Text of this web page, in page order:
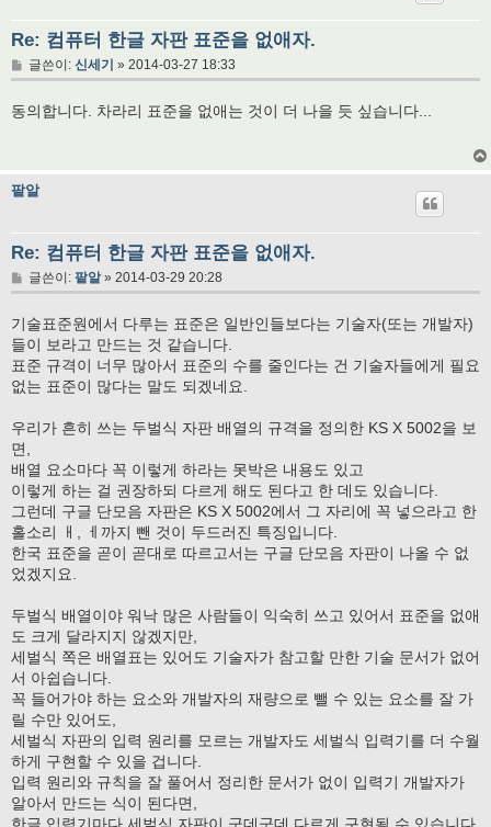
Re: 컴퓨터 한글 자판 표준을 없애자.
글
글쓴이: 신세기 » 2014-03-27 18:33
동의합니다. 차라리 표준을 없애는 것이 더 나을 듯 싶습니다...
팥알
Re: 컴퓨터 한글 자판 표준을 없애자.
글
글쓴이: 팥알» 2014-03-29 20:28
기술표준원에서 다루는 표준은 일반인들보다는 기술자(또는 개발자)
들이 보라고 만드는 것 같습니다.
표준 규격이 너무 많아서 표준의 수를 줄인다는 건 기술자들에게 필요
없는 표준이 많다는 말도 되겠네요.
우리가 흔히 쓰는 두벌식 자판 배열의 규격을 정의한 KS X 5002을 보
면,
배열 요소마다 꼭 이렇게 하라는 못박은 내용도 있고
이렇게 하는 걸 권장하되 다르게 해도 된다고 한 데도 있습니다.
그런데 구글 단모음 자판은 KS X 5002에서 그 자리에 꼭 넣으라고 한
홀소리 ㅐ, ㅔ까지 뺀 것이 두드러진 특징입니다.
한국 표준을 곧이 곧대로 따르고서는 구글 단모음 자판이 나올 수 없
었겠지요.
두벌식 배열이야 워낙 많은 사람들이 익숙히 쓰고 있어서 표준을 없애
도 크게 달라지지 않겠지만,
세벌식 쪽은 배열표는 있어도 기술자가 참고할 만한 기술 문서가 없어
서 아쉽습니다.
꼭 들어가야 하는 요소와 개발자의 재량으로 뺄 수 있는 요소를 잘 가
릴 수만 있어도,
세벌식 자판의 입력 원리를 모르는 개발자도 세벌식 입력기를 더 수월
하게 구현할 수 있을 겁니다.
입력 원리와 규칙을 잘 풀어서 정리한 문서가 없이 입력기 개발자가
알아서 만드는 식이 된다면,